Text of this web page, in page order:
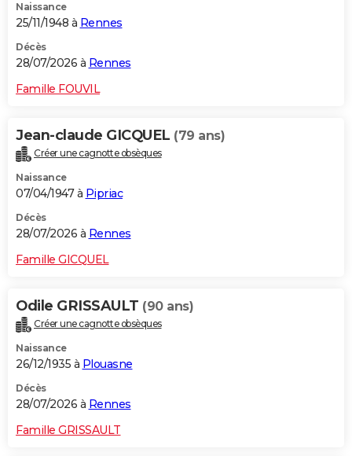
Naissance
25/11/1948 à Rennes
Décès
28/07/2026 à Rennes
Famille FOUVIL
Jean-claude GICQUEL (79 ans)
Créer une cagnotte obsèques
Naissance
07/04/1947 à Pipriac
Décès
28/07/2026 à Rennes
Famille GICQUEL
Odile GRISSAULT (90 ans)
Créer une cagnotte obsèques
Naissance
26/12/1935 à Plouasne
Décès
28/07/2026 à Rennes
Famille GRISSAULT